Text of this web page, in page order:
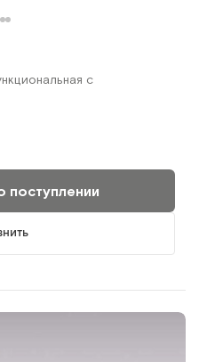
с
поступлении